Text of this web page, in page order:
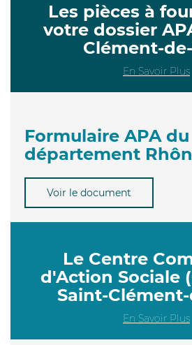
Les pièces à
votre dossier
Clément-
En Savoir Plus
Formulaire APA du
département
Voir le document
Le Centre
d'Action Sociale
Saint-
En Savoir Plus